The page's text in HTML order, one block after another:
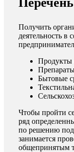
Получить
деятельность в
Продукты
Бытовые
Чтобы пройти
ряд
по решению
занимается
общепринятым